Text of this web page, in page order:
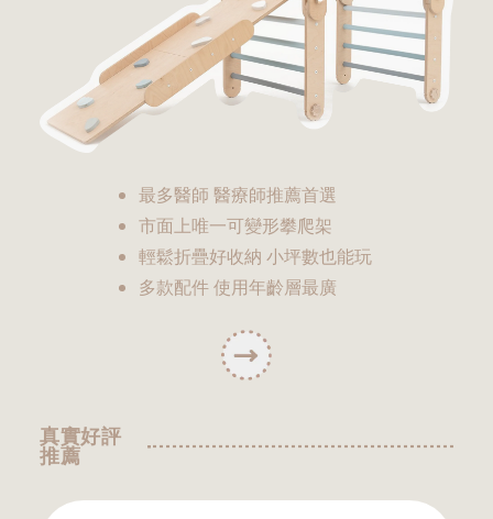
最多醫師 醫療師推薦首選
市面上唯一可變形攀爬架
輕鬆折疊好收納 小坪數也能玩
多款配件 使用年齡層最廣
真實好評
推薦